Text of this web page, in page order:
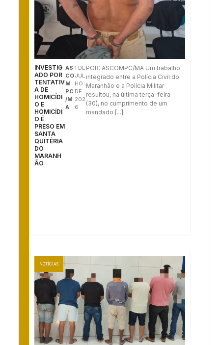
INVESTIG
ADO POR
TENTATIV
A DE
HOMICÍDI
O E
HOMICÍDI
O É
PRESO EM
SANTA
QUITÉRIA
DO
MARANH
ÃO
AS
CO
M
PC
/M
A
1 DE
JUL
HO
DE
202
6
POR: ASCOMPC/MA Um trabalho
integrado entre a Polícia Civil do
Maranhão e a Polícia Militar
resultou, na última terça-feira
(30), no cumprimento de um
mandado [...]
NOTÍCIAS